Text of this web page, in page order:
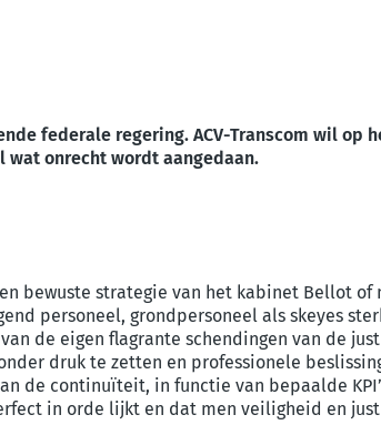
federale regering. ACV-Transcom wil op
wat onrecht wordt aangedaan.
bewuste strategie van het kabinet Bellot of
personeel, grondpersoneel als skeyes
de eigen flagrante schendingen van de
druk te zetten en professionele
de continuïteit, in functie van bepaalde
in orde lijkt en dat men veiligheid en